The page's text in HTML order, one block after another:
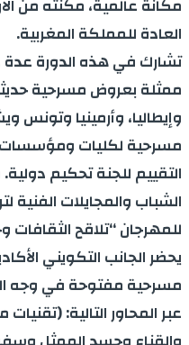
مكانة عالمية، مكنته من
العادة للمملكة المغربية.
تشارك في هذه الدورة
مسرحية لكليات
التقييم للجنة تحكيم
الشباب والمجايلات
للمهرجان “تلاقح الثقافات
مسرحية مفتوحة في وجه
عبر المحاور التالية: